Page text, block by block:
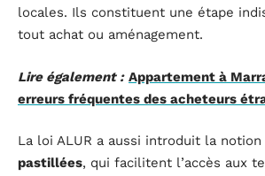
locales. Ils constituent une étape
tout achat ou aménagement.
Lire également : Appartement à
erreurs fréquentes des acheteurs
La loi ALUR a aussi introduit la notion
pastillées, qui facilitent l’accès aux